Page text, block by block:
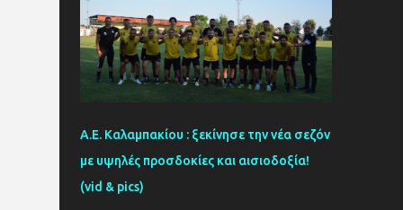
Α.Ε. Καλαμπακίου : ξεκίνησε την νέα σεζόν
με υψηλές προσδοκίες και αισιοδοξία!
(vid & pics)